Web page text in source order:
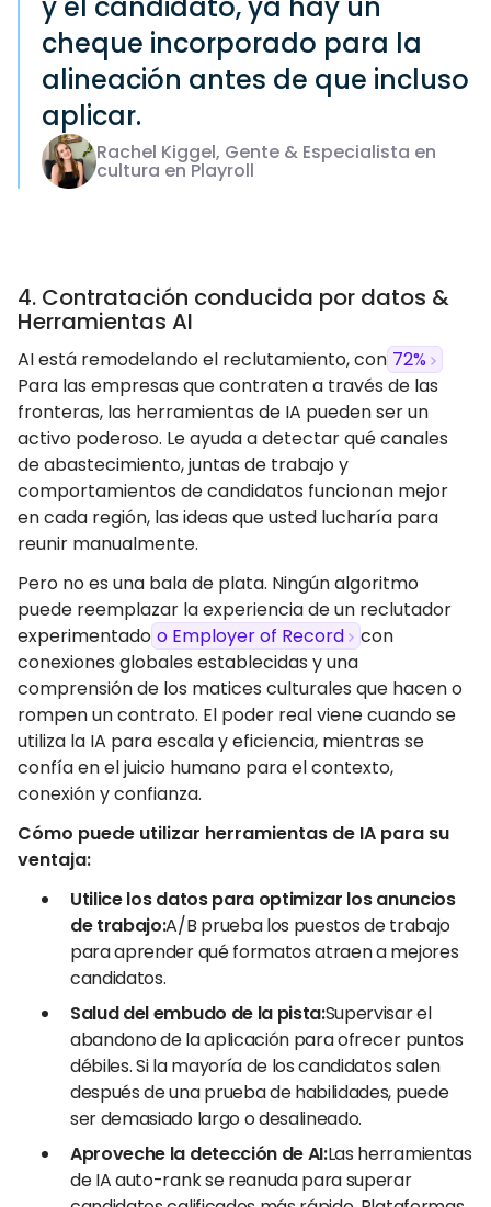
cheque incorporado para la
alineación antes de que incluso
aplicar.
Rachel Kiggel, Gente & Especialista en
cultura en Playroll
4. Contratación conducida por datos &
Herramientas AI
AI está remodelando el reclutamiento, con 72%
Para las empresas que contraten a través de las
fronteras, las herramientas de IA pueden ser un
activo poderoso. Le ayuda a detectar qué canales
de abastecimiento, juntas de trabajo y
comportamientos de candidatos funcionan mejor
en cada región, las ideas que usted lucharía para
reunir manualmente.
Pero no es una bala de plata. Ningún algoritmo
puede reemplazar la experiencia de un reclutador
experimentado o Employer of Record
con
conexiones globales establecidas y una
comprensión de los matices culturales que hacen o
rompen un contrato. El poder real viene cuando se
utiliza la IA para escala y eficiencia, mientras se
confía en el juicio humano para el contexto,
conexión y confianza.
Cómo puede utilizar herramientas de IA para su
ventaja:
Utilice los datos para optimizar los anuncios
de trabajo:A/B prueba los puestos de trabajo
para aprender qué formatos atraen a mejores
candidatos.
Salud del embudo de la pista:Supervisar el
abandono de la aplicación para ofrecer puntos
débiles. Si la mayoría de los candidatos salen
después de una prueba de habilidades, puede
ser demasiado largo o desalineado.
Aproveche la detección de AI:Las herramientas
de IA auto-rank se reanuda para superar